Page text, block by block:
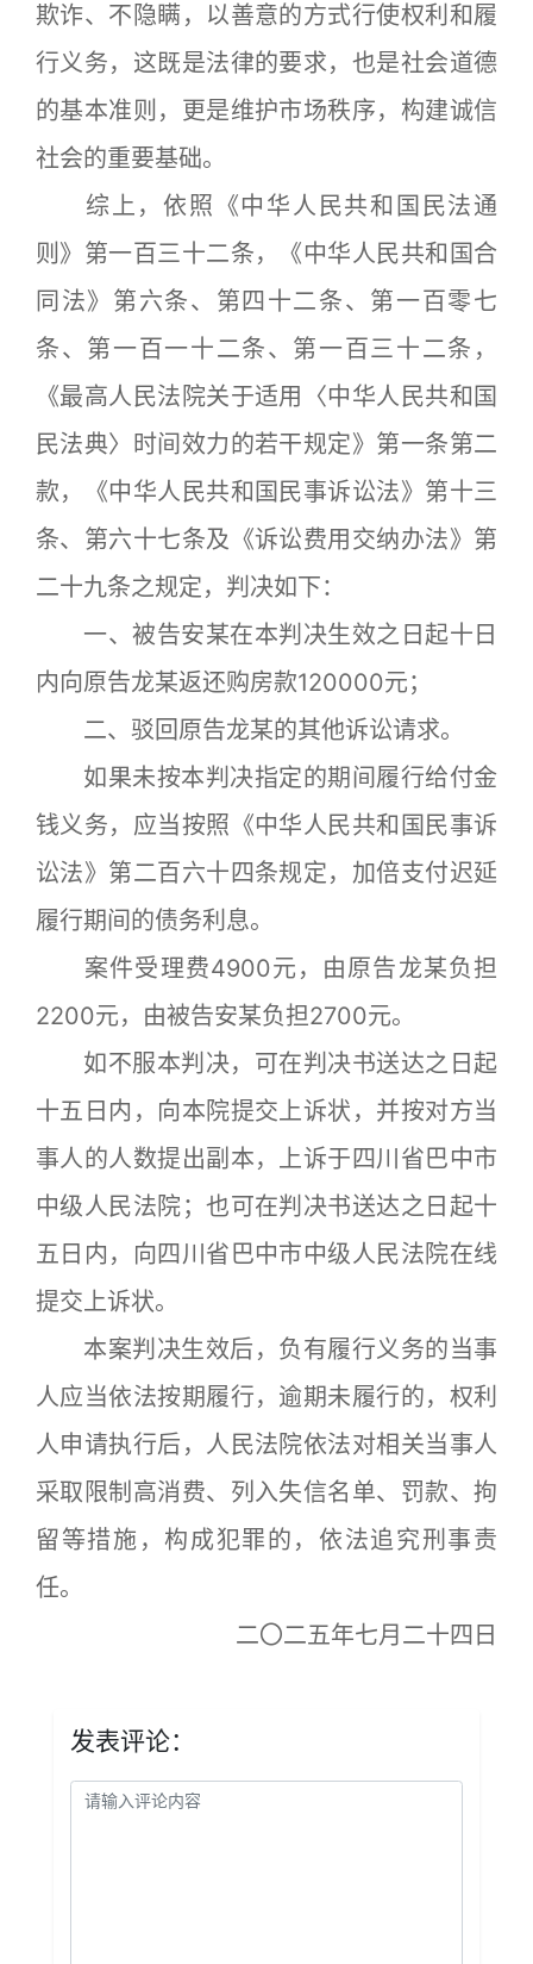
欺诈、不隐瞒，以善意的方式行使权利和履
行义务，这既是法律的要求，也是社会道德
的基本准则，更是维护市场秩序，构建诚信
社会的重要基础。
综上，依照《中华人民共和国民法通
则》第一百三十二条，《中华人民共和国合
同法》第六条、第四十二条、第一百零七
条、第一百一十二条、第一百三十二条，
《最高人民法院关于适用〈中华人民共和国
民法典〉时间效力的若干规定》第一条第二
款，《中华人民共和国民事诉讼法》第十三
条、第六十七条及《诉讼费用交纳办法》第
二十九条之规定，判决如下：
一、被告安某在本判决生效之日起十日
内向原告龙某返还购房款120000元；
二、驳回原告龙某的其他诉讼请求。
如果未按本判决指定的期间履行给付金
钱义务，应当按照《中华人民共和国民事诉
讼法》第二百六十四条规定，加倍支付迟延
履行期间的债务利息。
案件受理费4900元，由原告龙某负担
2200元，由被告安某负担2700元。
如不服本判决，可在判决书送达之日起
十五日内，向本院提交上诉状，并按对方当
事人的人数提出副本，上诉于四川省巴中市
中级人民法院；也可在判决书送达之日起十
五日内，向四川省巴中市中级人民法院在线
提交上诉状。
本案判决生效后，负有履行义务的当事
人应当依法按期履行，逾期未履行的，权利
人申请执行后，人民法院依法对相关当事人
采取限制高消费、列入失信名单、罚款、拘
留等措施，构成犯罪的，依法追究刑事责
任。
二〇二五年七月二十四日
发表评论：